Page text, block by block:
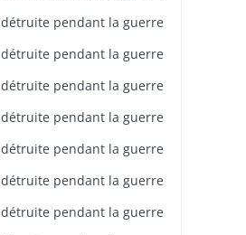
pendant la guerre
pendant la guerre
pendant la guerre
pendant la guerre
pendant la guerre
pendant la guerre
pendant la guerre